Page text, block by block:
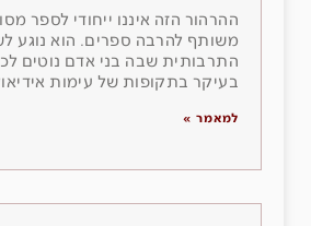
ההרהור הזה איננו ייחודי לספר
משותף להרבה ספרים. הוא נוגע
התרבותית שבה בני אדם נוטים
בעיקר בתקופות של עימות
למאמר »